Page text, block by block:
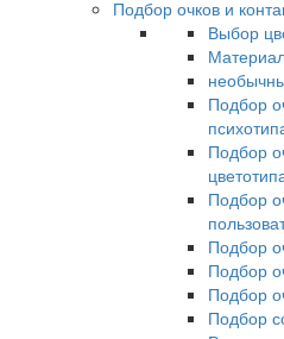
Подбор очков и
Выбор
Подбор
Подбор
Подбор
Подбор
Подбор
Подбор
Подбор